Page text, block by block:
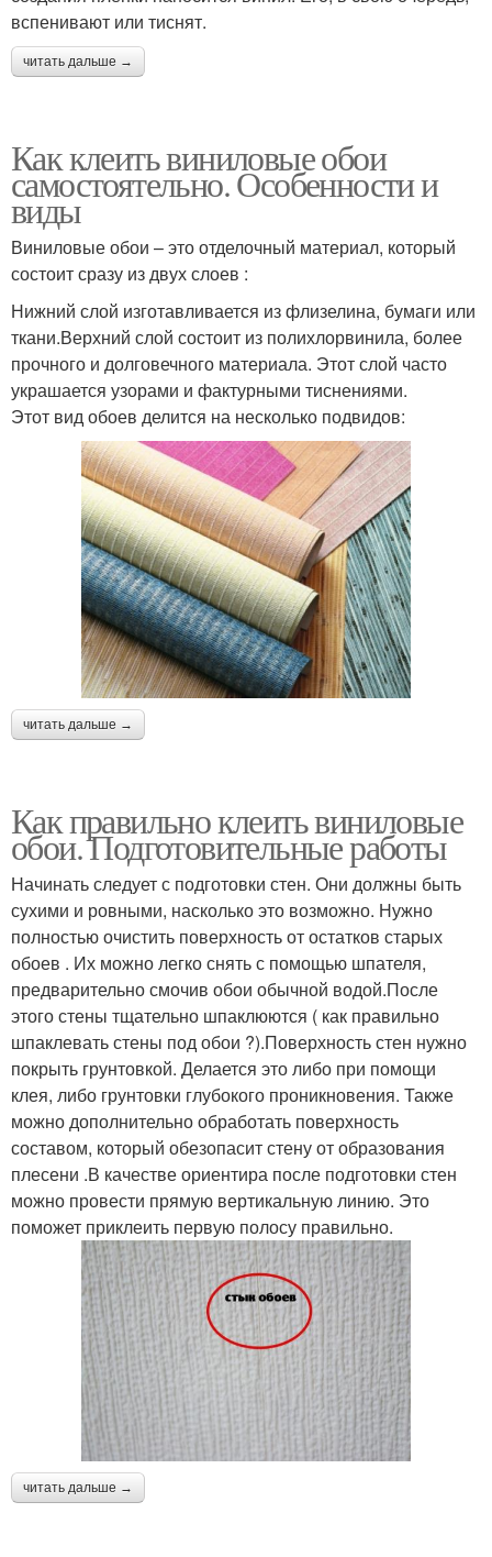
вспенивают или тиснят.
читать дальше →
Как клеить виниловые обои
самостоятельно. Особенности и
виды
Виниловые обои – это отделочный материал, который
состоит сразу из двух слоев :
Нижний слой изготавливается из флизелина, бумаги или
ткани.Верхний слой состоит из полихлорвинила, более
прочного и долговечного материала. Этот слой часто
украшается узорами и фактурными тиснениями.
Этот вид обоев делится на несколько подвидов:
читать дальше →
Как правильно клеить виниловые
обои. Подготовительные работы
Начинать следует с подготовки стен. Они должны быть
сухими и ровными, насколько это возможно. Нужно
полностью очистить поверхность от остатков старых
обоев . Их можно легко снять с помощью шпателя,
предварительно смочив обои обычной водой.После
этого стены тщательно шпаклюются ( как правильно
шпаклевать стены под обои ?).Поверхность стен нужно
покрыть грунтовкой. Делается это либо при помощи
клея, либо грунтовки глубокого проникновения. Также
можно дополнительно обработать поверхность
составом, который обезопасит стену от образования
плесени .В качестве ориентира после подготовки стен
можно провести прямую вертикальную линию. Это
поможет приклеить первую полосу правильно.
читать дальше →